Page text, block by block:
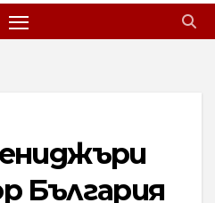
България